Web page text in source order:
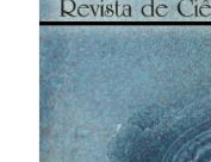
artigos